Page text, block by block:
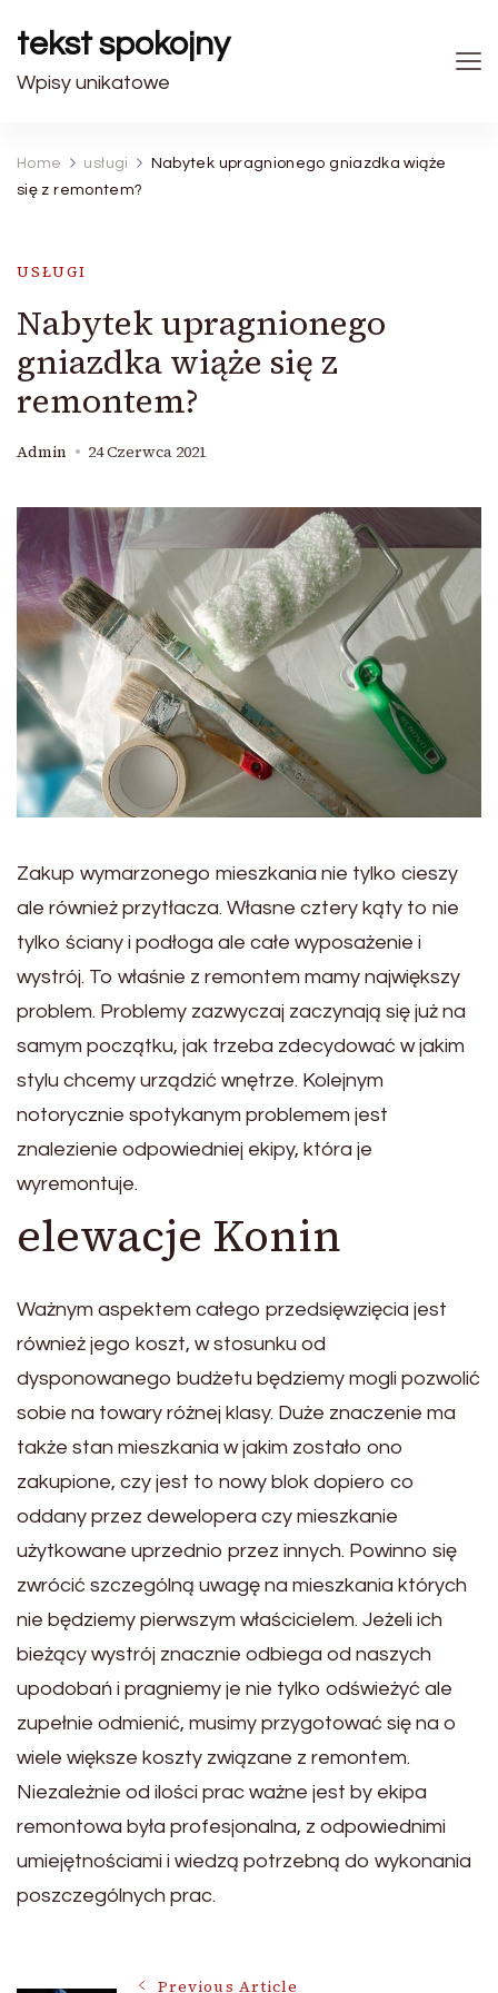
tekst spokojny
Wpisy unikatowe
Home usługi
Nabytek upragnionego gniazdka wiąże
się z remontem?
USŁUGI
Nabytek upragnionego
gniazdka wiąże się z
remontem?
Admin 24 Czerwca 2021
Zakup wymarzonego mieszkania nie tylko cieszy
ale również przytłacza. Własne cztery kąty to nie
tylko ściany i podłoga ale całe wyposażenie i
wystrój. To właśnie z remontem mamy największy
problem. Problemy zazwyczaj zaczynają się już na
samym początku, jak trzeba zdecydować w jakim
stylu chcemy urządzić wnętrze. Kolejnym
notorycznie spotykanym problemem jest
znalezienie odpowiedniej ekipy, która je
wyremontuje.
elewacje Konin
Ważnym aspektem całego przedsięwzięcia jest
również jego koszt, w stosunku od
dysponowanego budżetu będziemy mogli pozwolić
sobie na towary różnej klasy. Duże znaczenie ma
także stan mieszkania w jakim zostało ono
zakupione, czy jest to nowy blok dopiero co
oddany przez dewelopera czy mieszkanie
użytkowane uprzednio przez innych. Powinno się
zwrócić szczególną uwagę na mieszkania których
nie będziemy pierwszym właścicielem. Jeżeli ich
bieżący wystrój znacznie odbiega od naszych
upodobań i pragniemy je nie tylko odświeżyć ale
zupełnie odmienić, musimy przygotować się na o
wiele większe koszty związane z remontem.
Niezależnie od ilości prac ważne jest by ekipa
remontowa była profesjonalna, z odpowiednimi
umiejętnościami i wiedzą potrzebną do wykonania
poszczególnych prac.
Previous Article